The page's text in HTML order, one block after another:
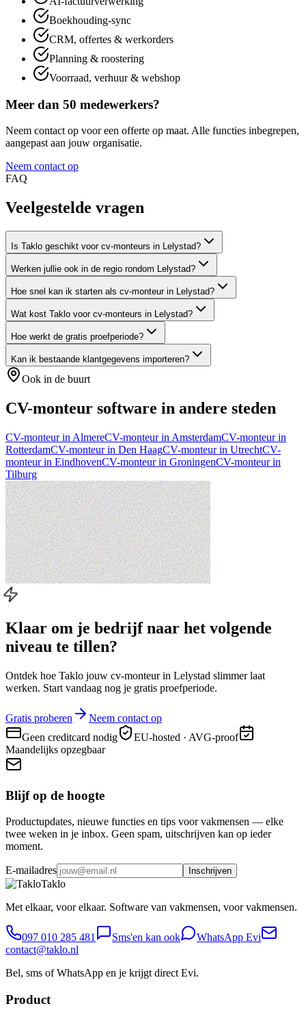
Boekhouding-sync
CRM, offertes & werkorders
Planning & roostering
Voorraad, verhuur & webshop
Meer dan 50 medewerkers?
Neem contact op voor een offerte op maat. Alle functies inbegrepen,
aangepast aan jouw organisatie.
Neem contact op
FAQ
Veelgestelde vragen
Is Taklo geschikt voor cv-monteurs in Lelystad?
Werken jullie ook in de regio rondom Lelystad?
Hoe snel kan ik starten als cv-monteur in Lelystad?
Wat kost Taklo voor cv-monteurs in Lelystad?
Hoe werkt de gratis proefperiode?
Kan ik bestaande klantgegevens importeren?
Ook in de buurt
CV-monteur software in andere steden
CV-monteurin AlmereCV-monteurin AmsterdamCV-monteurin
RotterdamCV-monteurin Den HaagCV-monteurin UtrechtCV-
monteurin EindhovenCV-monteurin GroningenCV-monteurin
Tilburg
Klaar om je bedrijf naar het volgende
niveau te tillen?
Ontdek hoe Taklo jouw cv-monteur in Lelystad slimmer laat
werken. Start vandaag nog je gratis proefperiode.
Gratis proberen
Neem contact op
Geen creditcard nodig
EU-hosted · AVG-proof
Maandelijks opzegbaar
Blijf op de hoogte
Productupdates, nieuwe functies en tips voor vakmensen — elke
twee weken in je inbox. Geen spam, uitschrijven kan op ieder
moment.
E-mailadres Inschrijven
Taklo
Met elkaar, voor elkaar. Software van vakmensen, voor vakmensen.
097 010 285 481 Sms'en kan ook
WhatsApp Evi
contact@taklo.nl
Bel, sms of WhatsApp en je krijgt direct Evi.
Product